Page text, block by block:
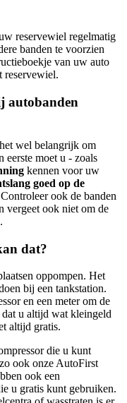
reservewiel regelmatig
banden te voorzien
van uw auto
reservewiel.
autobanden
wel belangrijk om
eerste moet u - zoals
kennen voor uw
goed op de
ook de banden
vergeet ook niet om de
dat?
oppompen. Het
bij een tankstation.
en een meter om de
u altijd wat kleingeld
altijd gratis.
die u kunt
ook onze AutoFirst
ook een
u gratis kunt gebruiken.